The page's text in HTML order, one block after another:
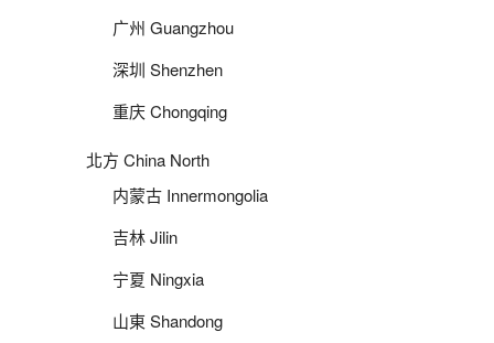
广州 Guangzhou
深圳 Shenzhen
重庆 Chongqing
北方 China North
内蒙古 Innermongolia
吉林 Jilin
宁夏 Ningxia
山東 Shandong